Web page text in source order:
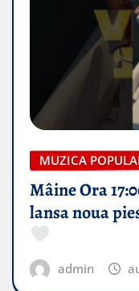
MUZICA
Mâine Ora
lansa noua
admin